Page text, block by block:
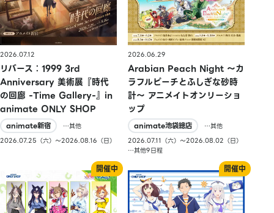
2026.07.12
リバース：1999 3rd
Anniversary 美術展『時代
の回廊 -Time Gallery-』in
animate ONLY SHOP
animate新宿
…其他
2026.07.25（六）〜2026.08.16（日）
2026.06.29
Arabian Peach Night 〜カ
ラフルピーチとふしぎな砂時
計〜 アニメイトオンリーショ
ップ
animate池袋總店
…其他
2026.07.11（六）〜2026.08.02（日）
…其他9日程